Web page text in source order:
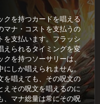
クを持つカードを唱える
マナ・コストを支払うの
を支払います。フラッシ
えられるタイミングを変
クを持つソーサリーは、
にしか唱えられません。
を唱えても、その呪文の
えその呪文を唱えるのに
、マナ総量は常にその呪